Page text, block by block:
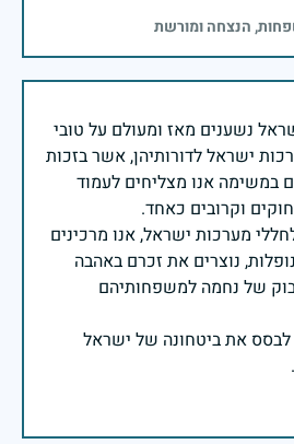
הנצחה ומורשת
נשענים מאז ומעולם על טובי
ישראל לדורותיהן, אשר בזכות
במשימה אנו מצליחים לעמוד
מערכות ישראל, אנו מרכינים
נוצרים את זכרם באהבה
של נחמה למשפחותיהם
לבסס את ביטחונה של ישראל